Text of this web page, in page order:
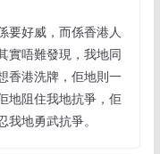
要好威，而係香港人
實唔難發現，我地同
香港洗牌，佢地則一
地阻住我地抗爭，佢
地勇武抗爭。